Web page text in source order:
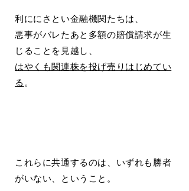
利ににさとい金融機関たちは、
悪事がバレたあと多額の賠償請求が生
じることを見越し、
はやくも関連株を投げ売りはじめてい
る 。
これらに共通するのは、いずれも勝者
がいない、ということ。